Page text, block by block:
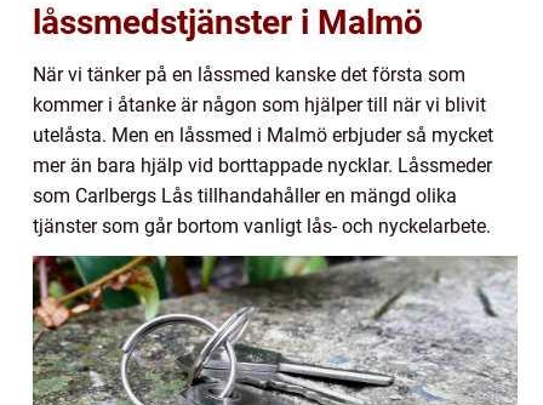
låssmedstjänster i Malmö
När vi tänker på en låssmed kanske det första som
kommer i åtanke är någon som hjälper till när vi blivit
utelåsta. Men en låssmed i Malmö erbjuder så mycket
mer än bara hjälp vid borttappade nycklar. Låssmeder
som Carlbergs Lås tillhandahåller en mängd olika
tjänster som går bortom vanligt lås- och nyckelarbete.